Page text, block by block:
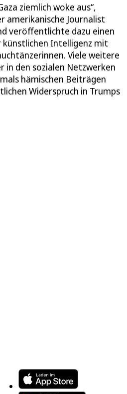
ziemlich woke aus“,
Journalist
veröffentlichte dazu einen
künstlichen Intelligenz mit
Viele weitere
in den sozialen Netzwerken
hämischen Beiträgen
Widerspruch in Trumps